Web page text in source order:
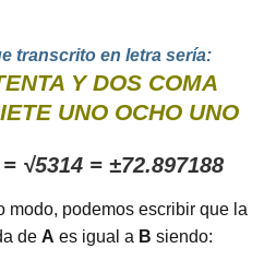
transcrito en letra sería:
Y DOS COMA
UNO OCHO UNO
√5314 = ±72.897188
modo, podemos escribir que la
de A es igual a B siendo: